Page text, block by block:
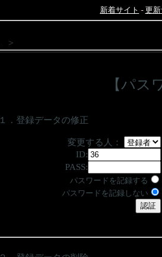
新着サイト - 更
>
【パス
１．登録データの修正
変更する人：
ID:
PASS:
パスワードを記録する
パスワードを記録しない